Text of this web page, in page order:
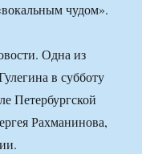
чудом».
Одна из
в субботу
Петербургской
Рахманинова,